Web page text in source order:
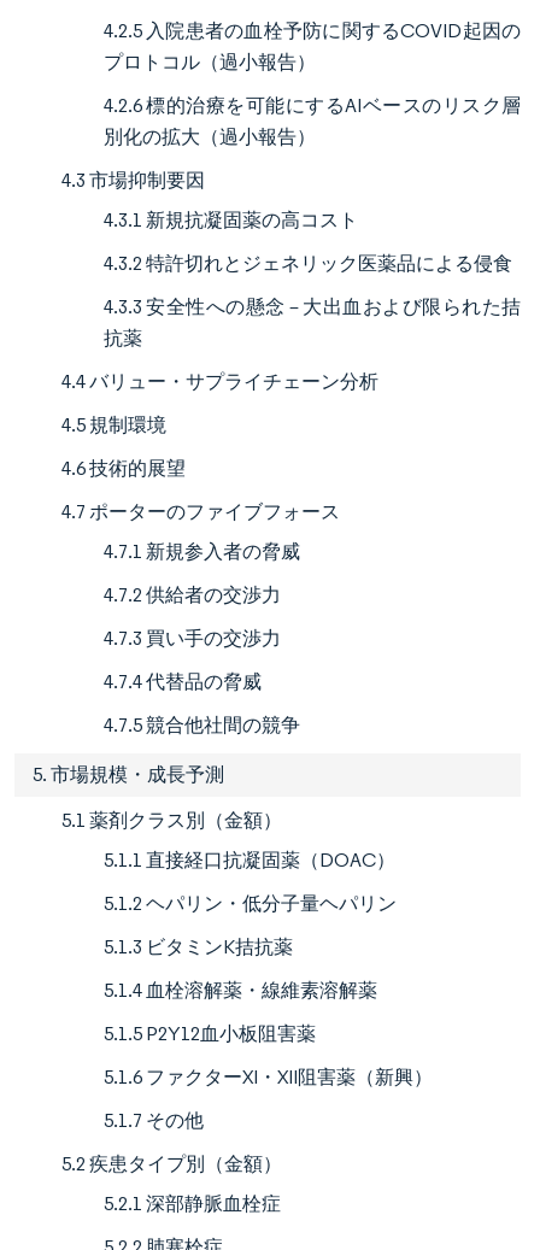
4.2.5 入院患者の血栓予防に関するCOVID起因の
プロトコル（過小報告）
4.2.6 標的治療を可能にするAIベースのリスク層
別化の拡大（過小報告）
4.3 市場抑制要因
4.3.1 新規抗凝固薬の高コスト
4.3.2 特許切れとジェネリック医薬品による侵食
4.3.3 安全性への懸念 – 大出血および限られた拮
抗薬
4.4 バリュー・サプライチェーン分析
4.5 規制環境
4.6 技術的展望
4.7 ポーターのファイブフォース
4.7.1 新規参入者の脅威
4.7.2 供給者の交渉力
4.7.3 買い手の交渉力
4.7.4 代替品の脅威
4.7.5 競合他社間の競争
5. 市場規模・成長予測
5.1 薬剤クラス別（金額）
5.1.1 直接経口抗凝固薬（DOAC）
5.1.2 ヘパリン・低分子量ヘパリン
5.1.3 ビタミンK拮抗薬
5.1.4 血栓溶解薬・線維素溶解薬
5.1.5 P2Y12血小板阻害薬
5.1.6 ファクターXI・XII阻害薬（新興）
5.1.7 その他
5.2 疾患タイプ別（金額）
5.2.1 深部静脈血栓症